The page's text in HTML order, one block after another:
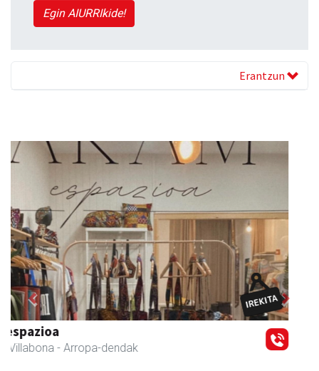
Egin AIURRIkide!
Erantzun
Sahatsa belar-denda eta dietetika zentrua
Amasa-Villabona - Belar-denda
Previous Next